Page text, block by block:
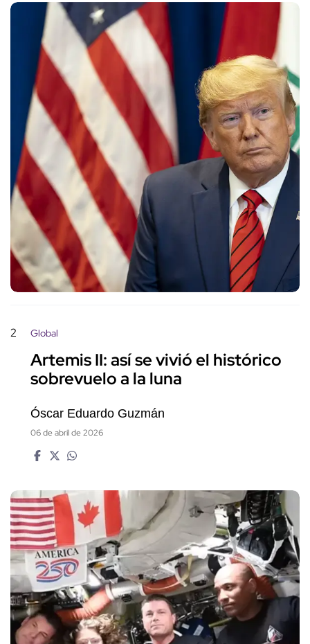
2 Global
Artemis II: así se vivió el histórico
sobrevuelo a la luna
Óscar Eduardo Guzmán
06 de abril de 2026